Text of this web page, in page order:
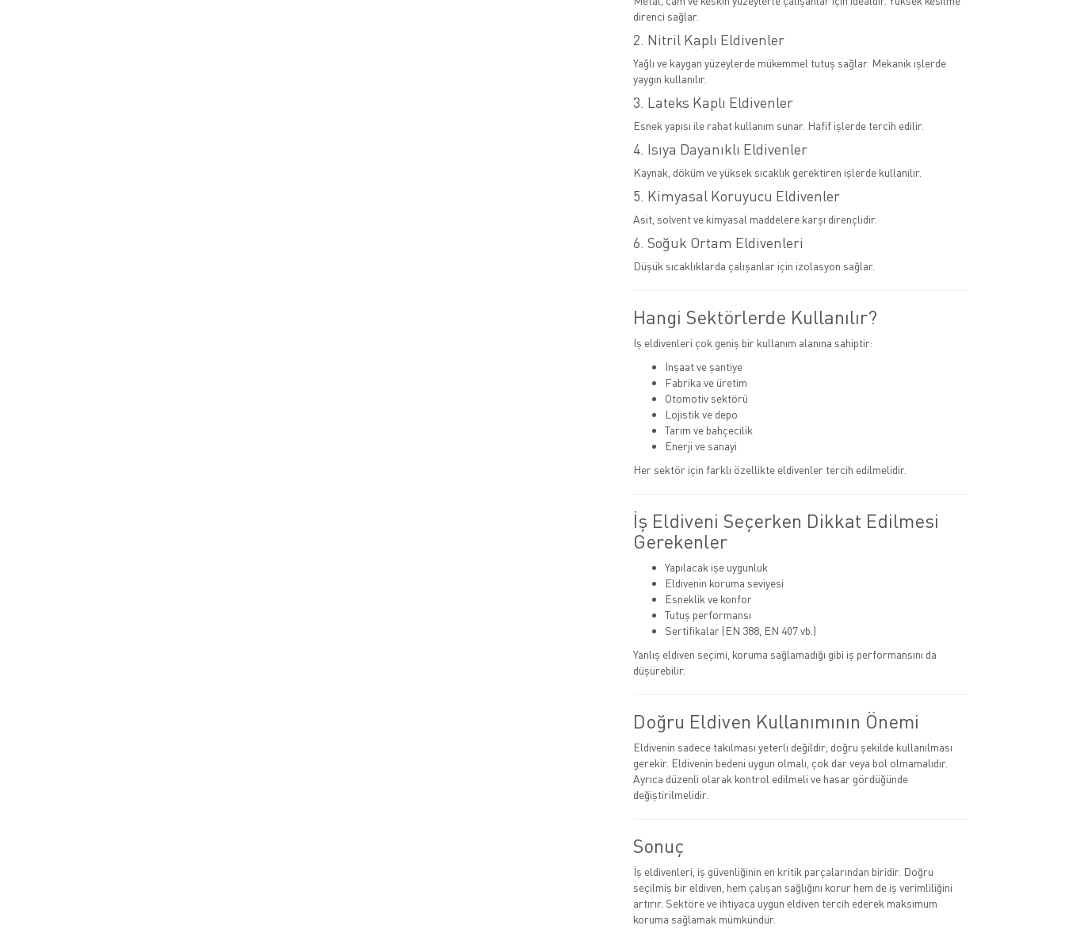
direnci sağlar.
2. Nitril Kaplı Eldivenler
Yağlı ve kaygan yüzeylerde mükemmel tutuş sağlar. Mekanik işlerde
yaygın kullanılır.
3. Lateks Kaplı Eldivenler
Esnek yapısı ile rahat kullanım sunar. Hafif işlerde tercih edilir.
4. Isıya Dayanıklı Eldivenler
Kaynak, döküm ve yüksek sıcaklık gerektiren işlerde kullanılır.
5. Kimyasal Koruyucu Eldivenler
Asit, solvent ve kimyasal maddelere karşı dirençlidir.
6. Soğuk Ortam Eldivenleri
Düşük sıcaklıklarda çalışanlar için izolasyon sağlar.
Hangi Sektörlerde Kullanılır?
İş eldivenleri çok geniş bir kullanım alanına sahiptir:
İnşaat ve şantiye
Fabrika ve üretim
Otomotiv sektörü
Lojistik ve depo
Tarım ve bahçecilik
Enerji ve sanayi
Her sektör için farklı özellikte eldivenler tercih edilmelidir.
İş Eldiveni Seçerken Dikkat Edilmesi
Gerekenler
Yapılacak işe uygunluk
Eldivenin koruma seviyesi
Esneklik ve konfor
Tutuş performansı
Sertifikalar (EN 388, EN 407 vb.)
Yanlış eldiven seçimi, koruma sağlamadığı gibi iş performansını da
düşürebilir.
Doğru Eldiven Kullanımının Önemi
Eldivenin sadece takılması yeterli değildir; doğru şekilde kullanılması
gerekir. Eldivenin bedeni uygun olmalı, çok dar veya bol olmamalıdır.
Ayrıca düzenli olarak kontrol edilmeli ve hasar gördüğünde
değiştirilmelidir.
Sonuç
İş eldivenleri, iş güvenliğinin en kritik parçalarından biridir. Doğru
seçilmiş bir eldiven, hem çalışan sağlığını korur hem de iş verimliliğini
artırır. Sektöre ve ihtiyaca uygun eldiven tercih ederek maksimum
koruma sağlamak mümkündür.